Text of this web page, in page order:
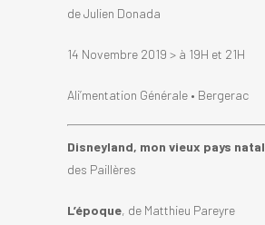
de Julien Donada
14 Novembre 2019 > à 19H et 21H
Ali’mentation Générale • Bergerac
Disneyland, mon vieux pays natal
des Paillères
L’époque, de Matthieu Pareyre